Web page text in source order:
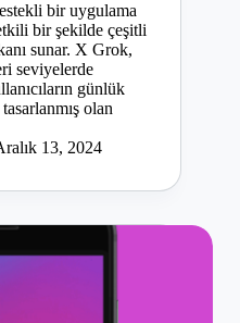
bir uygulama
bir şekilde çeşitli
sunar. X Grok,
seviyelerde
günlük
olan
13, 2024